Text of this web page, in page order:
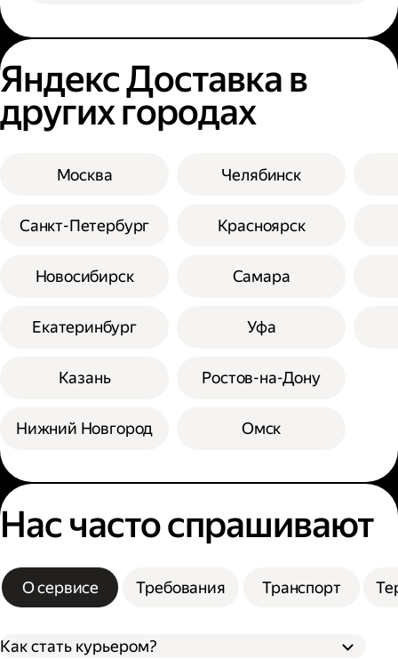
Яндекс Доставка в
других городах
Москва
Санкт-Петербург
Новосибирск
Екатеринбург
Казань
Нижний Новгород
Челябинск
Красноярск
Самара
Уфа
Ростов-на-Дону
Омск
Нас часто спрашивают
О сервисе Требования Транспорт
Как стать курьером?